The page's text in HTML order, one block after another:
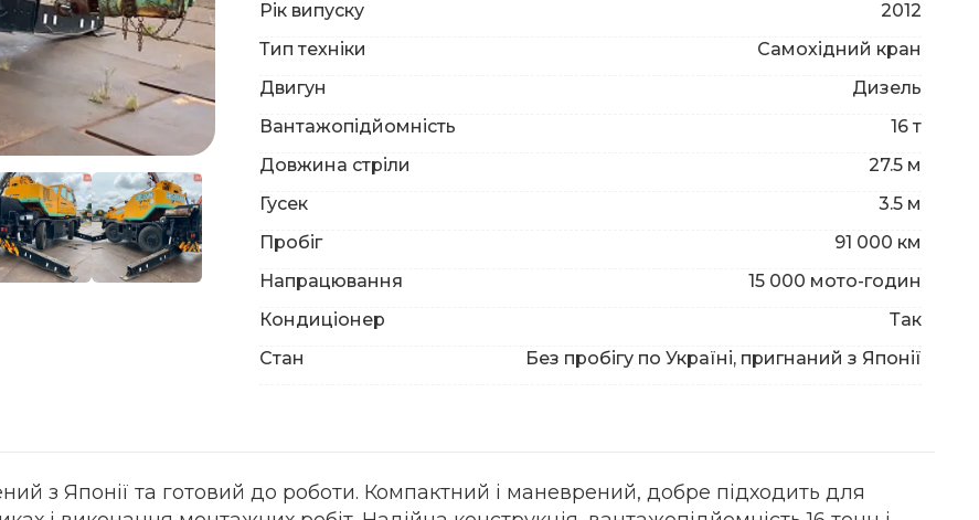
Рік випуску
2012
Тип техніки
Самохідний кран
Двигун
Дизель
Вантажопідйомність
16 т
Довжина стріли
27.5 м
Гусек
3.5 м
Пробіг
91 000 км
Напрацювання
15 000 мото-годин
Кондиціонер
Так
Стан
Без пробігу по Україні, пригнаний з Японії
з Японії та готовий до роботи. Компактний і маневрений, добре підходить для